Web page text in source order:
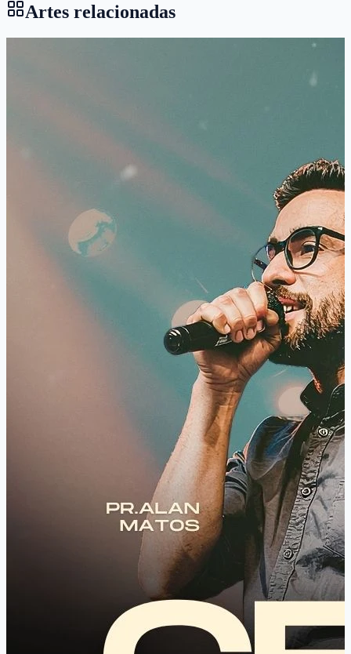
Artes relacionadas